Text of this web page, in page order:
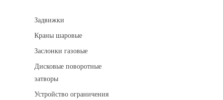
Задвижки
Краны шаровые
Заслонки газовые
Дисковые поворотные
затворы
Устройство ограничения